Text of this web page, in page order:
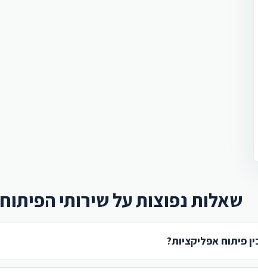
שאלות נפוצות על שירותי הפיתוח
פיתוח אפליקציות?